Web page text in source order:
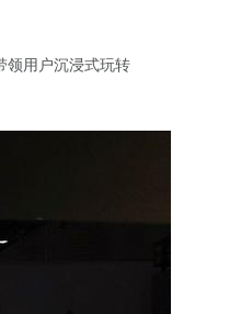
领用户沉浸式玩转